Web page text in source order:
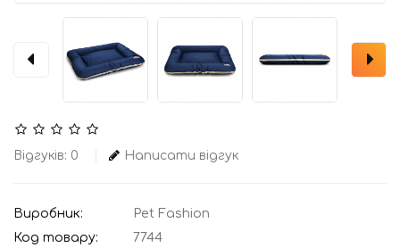
Відгуків: 0 Написати відгук
Виробник:
Pet Fashion
Код товару:
7744